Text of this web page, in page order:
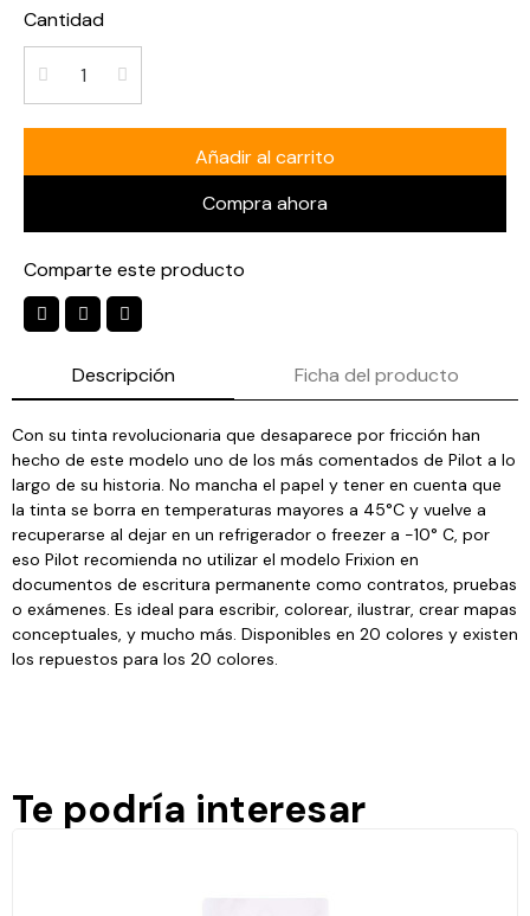
Cantidad
Añadir al carrito
Compra ahora
Comparte este producto
Descripción Ficha del producto
Con su tinta revolucionaria que desaparece por fricción han
hecho de este modelo uno de los más comentados de Pilot a lo
largo de su historia. No mancha el papel y tener en cuenta que
la tinta se borra en temperaturas mayores a 45°C y vuelve a
recuperarse al dejar en un refrigerador o freezer a -10° C, por
eso Pilot recomienda no utilizar el modelo Frixion en
documentos de escritura permanente como contratos, pruebas
o exámenes. Es ideal para escribir, colorear, ilustrar, crear mapas
conceptuales, y mucho más. Disponibles en 20 colores y existen
los repuestos para los 20 colores.
Te podría interesar